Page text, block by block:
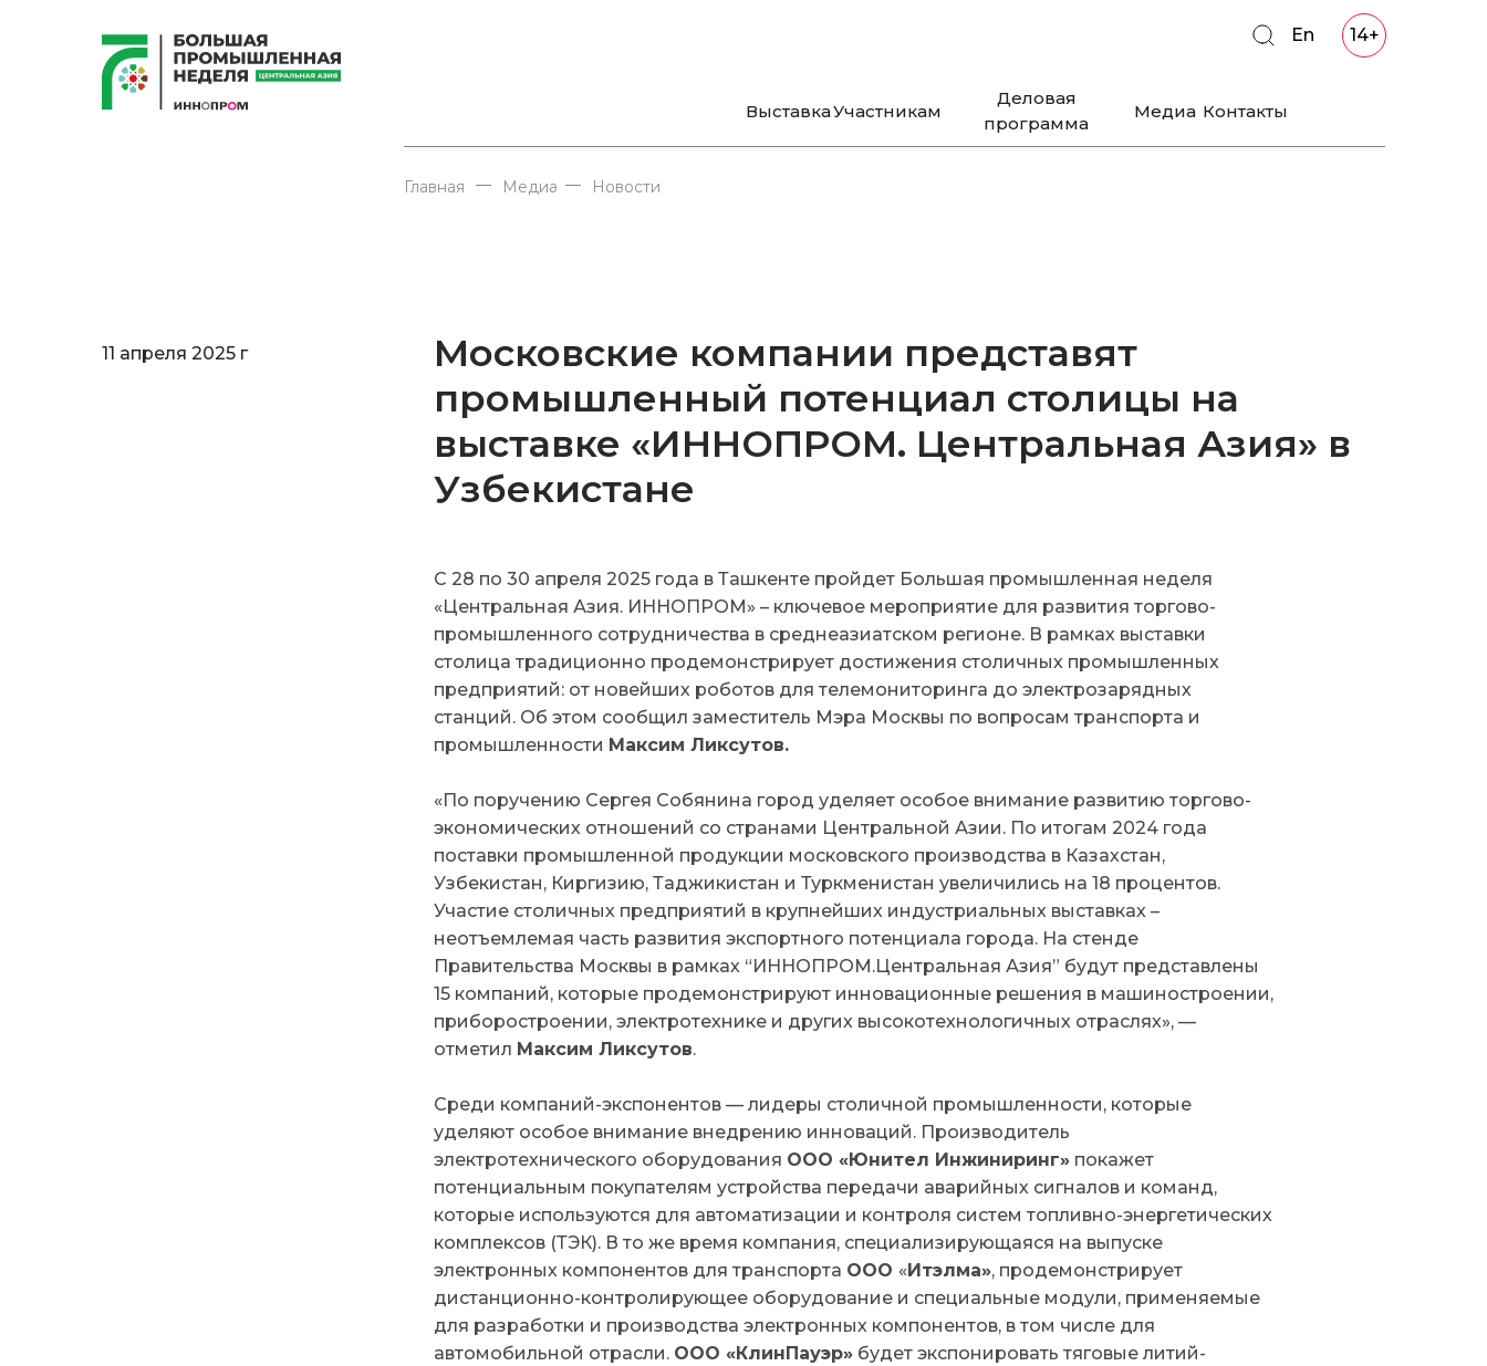
ВыставкаУчастникам
Деловая
программа
Медиа Контакты
En 14+
Главная Новости
— Медиа —
11 апреля 2025 г
Московские компании представят
промышленный потенциал столицы на
выставке «ИННОПРОМ. Центральная Азия» в
Узбекистане
С 28 по 30 апреля 2025 года в Ташкенте пройдет Большая промышленная неделя
«Центральная Азия. ИННОПРОМ» – ключевое мероприятие для развития торгово-
промышленного сотрудничества в среднеазиатском регионе. В рамках выставки
столица традиционно продемонстрирует достижения столичных промышленных
предприятий: от новейших роботов для телемониторинга до электрозарядных
станций. Об этом сообщил заместитель Мэра Москвы по вопросам транспорта и
промышленности Максим Ликсутов.
«По поручению Сергея Собянина город уделяет особое внимание развитию торгово-
экономических отношений со странами Центральной Азии. По итогам 2024 года
поставки промышленной продукции московского производства в Казахстан,
Узбекистан, Киргизию, Таджикистан и Туркменистан увеличились на 18 процентов.
Участие столичных предприятий в крупнейших индустриальных выставках –
неотъемлемая часть развития экспортного потенциала города. На стенде
Правительства Москвы в рамках “ИННОПРОМ.Центральная Азия” будут представлены
15 компаний, которые продемонстрируют инновационные решения в машиностроении,
приборостроении, электротехнике и других высокотехнологичных отраслях», —
отметил Максим Ликсутов.
Среди компаний-экспонентов — лидеры столичной промышленности, которые
уделяют особое внимание внедрению инноваций. Производитель
электротехнического оборудования ООО «Юнител Инжиниринг» покажет
потенциальным покупателям устройства передачи аварийных сигналов и команд,
которые используются для автоматизации и контроля систем топливно-энергетических
комплексов (ТЭК). В то же время компания, специализирующаяся на выпуске
электронных компонентов для транспорта ООО «Итэлма», продемонстрирует
дистанционно-контролирующее оборудование и специальные модули, применяемые
для разработки и производства электронных компонентов, в том числе для
автомобильной отрасли. ООО «КлинПауэр» будет экспонировать тяговые литий-